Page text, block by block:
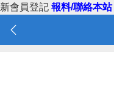
新會員登記 報料/聯絡本站